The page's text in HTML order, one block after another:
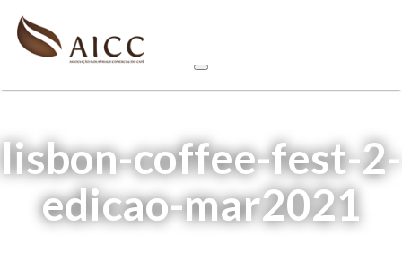
lisbon-coffee-fest-2-
edicao-mar2021